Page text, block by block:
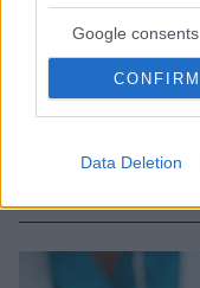
Google consents
CONFIRM
Data Deletion
Αρθροπλαστική
αποκατάστασης με
Τα τελευταία
Αρθροπλαστικές
Ρομποτικής
τελευταίες
Επιστημονικός